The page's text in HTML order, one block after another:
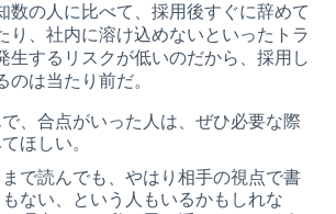
数の人に比べて、採用後すぐに辞めて
り、社内に溶け込めないといったトラ
生するリスクが低いのだから、採用し
のは当たり前だ。
、合点がいった人は、ぜひ必要な際
ほしい。
で読んでも、やはり相手の視点で書
ない、という人もいるかもしれな